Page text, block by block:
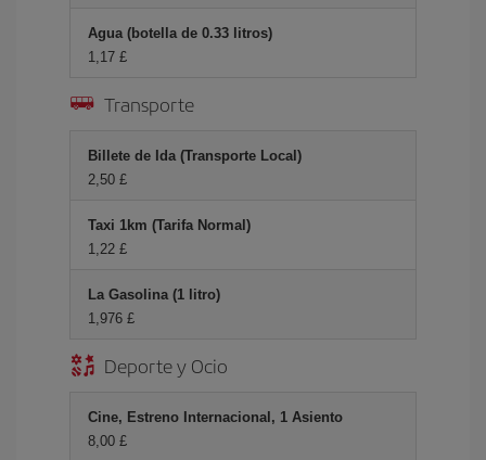
Agua (botella de 0.33 litros)
1,17 £
Transporte
Billete de Ida (Transporte Local)
2,50 £
Taxi 1km (Tarifa Normal)
1,22 £
La Gasolina (1 litro)
1,976 £
Deporte y Ocio
Cine, Estreno Internacional, 1 Asiento
8,00 £